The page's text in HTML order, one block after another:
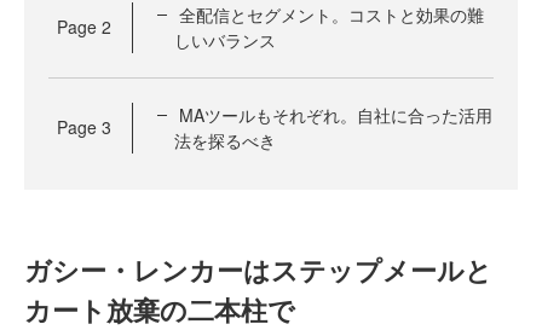
Page 2
全配信とセグメント。コストと効果の難
しいバランス
Page 3
MAツールもそれぞれ。自社に合った活用
法を探るべき
ガシー・レンカーはステップメールと
カート放棄の二本柱で